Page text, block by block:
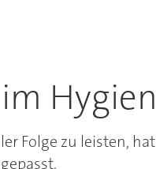
Folge zu leisten,